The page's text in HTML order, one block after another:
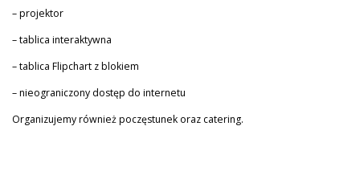
– projektor
– tablica interaktywna
– tablica Flipchart z blokiem
– nieograniczony dostęp do internetu
Organizujemy również poczęstunek oraz catering.